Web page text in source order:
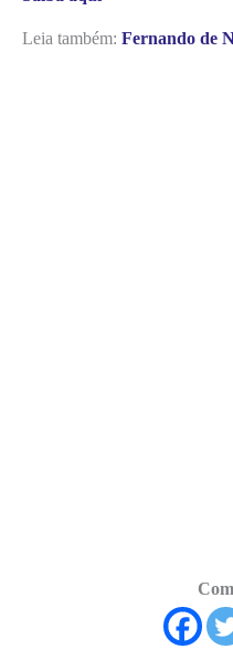
Leia também: Fernando de